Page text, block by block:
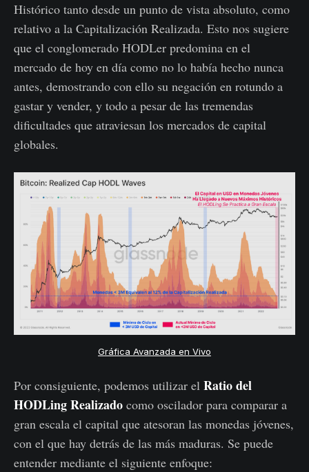
Histórico tanto desde un punto de vista absoluto, como
relativo a la Capitalización Realizada. Esto nos sugiere
que el conglomerado HODLer predomina en el
mercado de hoy en día como no lo había hecho nunca
antes, demostrando con ello su negación en rotundo a
gastar y vender, y todo a pesar de las tremendas
dificultades que atraviesan los mercados de capital
globales.
Gráfica Avanzada en Vivo
Por consiguiente, podemos utilizar el Ratio del
HODLing Realizado como oscilador para comparar a
gran escala el capital que atesoran las monedas jóvenes,
con el que hay detrás de las más maduras. Se puede
entender mediante el siguiente enfoque: